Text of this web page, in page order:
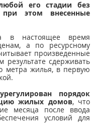
его стадии без
этом внесенные
в настоящее время
а по ресурсному
произведенные
результате сдерживать
метра жилья, в первую
порядок
жилых домов, что
месяца после ввода
условий для